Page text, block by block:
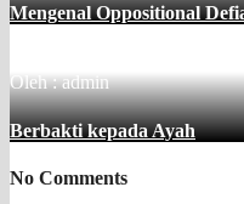
Mengenal Oppositional
Oleh : admin
Berbakti kepada Ayah
No Comments